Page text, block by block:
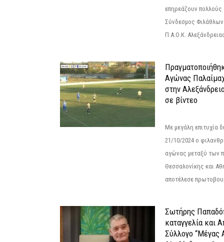
επηρεάζουν πολλούς
Σύνδεσμος
Π.Α.Ο.Κ.
Αγώνας
στην
σε βίντεο
Με μεγάλη επιτυχία
21/10/2024 ο
αγώνας μεταξύ των
Θεσσαλονίκης και
αποτέλεσε
Σωτήρης
καταγγελία και
Σύλλογο “Μέγας